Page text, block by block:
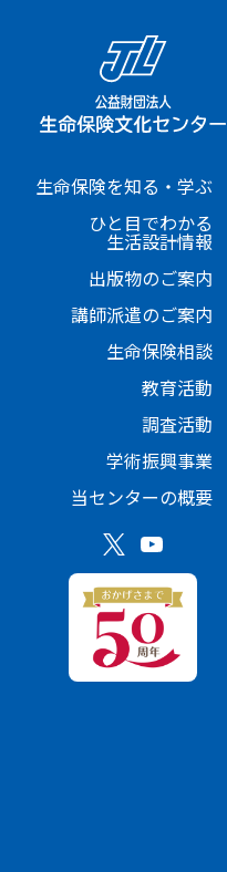
生命保険を知る・学ぶ
ひと目でわかる
生活設計情報
出版物のご案内
講師派遣のご案内
生命保険相談
教育活動
調査活動
学術振興事業
当センターの概要